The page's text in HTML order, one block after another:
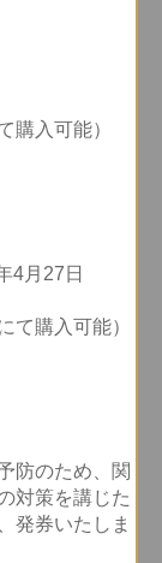
購入可能）
4月27日
て購入可能）
防のため、関
対策を講じた
発券いたしま